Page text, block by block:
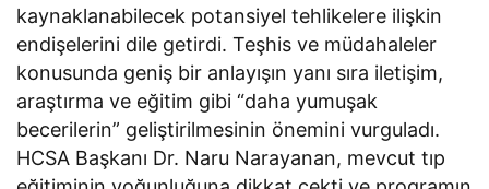
kaynaklanabilecek potansiyel tehlikelere ilişkin
endişelerini dile getirdi. Teşhis ve müdahaleler
konusunda geniş bir anlayışın yanı sıra iletişim,
araştırma ve eğitim gibi “daha yumuşak
becerilerin” geliştirilmesinin önemini vurguladı.
HCSA Başkanı Dr. Naru Narayanan, mevcut tıp